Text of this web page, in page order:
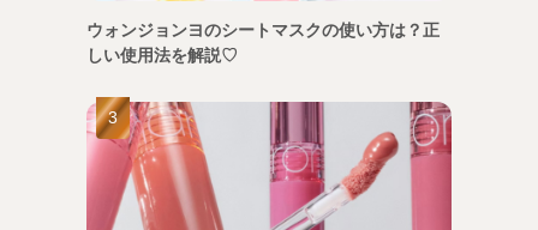
ウォンジョンヨのシートマスクの使い方は？正
しい使用法を解説♡